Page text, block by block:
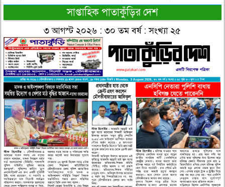
সাপ্তাহিক পাতাকুঁড়ির দেশ
৩ আগস্ট ২০২৬ : ৩০ তম বর্ষ : সংখ্যা ২৫